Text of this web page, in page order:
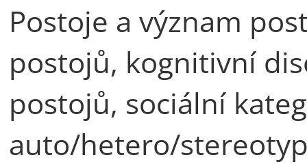
Postoje a význam
postojů, kognitivní
postojů, sociální
auto/hetero/